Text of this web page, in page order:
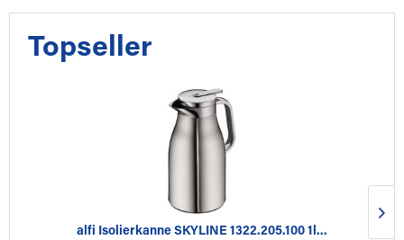
Topseller
alfi Isolierkanne SKYLINE 1322.205.100 1l...